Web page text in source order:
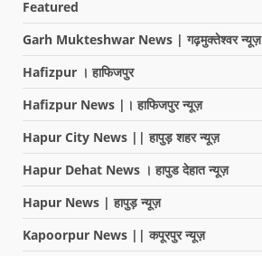
Featured
Garh Mukteshwar News | गढ़मुक्तेश्वर न्यूज़
Hafizpur । हाफिजपुर
Hafizpur News |। हाफिजपुर न्यूज़
Hapur City News || हापुड़ शहर न्यूज़
Hapur Dehat News । हापुड देहात न्यूज़
Hapur News | हापुड़ न्यूज़
Kapoorpur News || कपूरपुर न्यूज़